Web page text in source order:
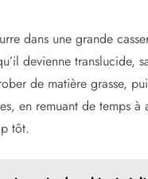
dans une grande
devienne
de matière grasse,
en remuant de temps
tôt.